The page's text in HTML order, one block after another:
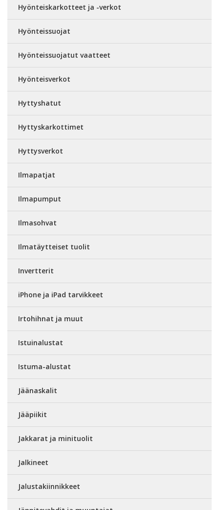
Hyönteiskarkotteet ja -verkot
Hyönteissuojat
Hyönteissuojatut vaatteet
Hyönteisverkot
Hyttyshatut
Hyttyskarkottimet
Hyttysverkot
Ilmapatjat
Ilmapumput
Ilmasohvat
Ilmatäytteiset tuolit
Invertterit
iPhone ja iPad tarvikkeet
Irtohihnat ja muut
Istuinalustat
Istuma-alustat
Jäänaskalit
Jääpiikit
Jakkarat ja minituolit
Jalkineet
Jalustakiinnikkeet